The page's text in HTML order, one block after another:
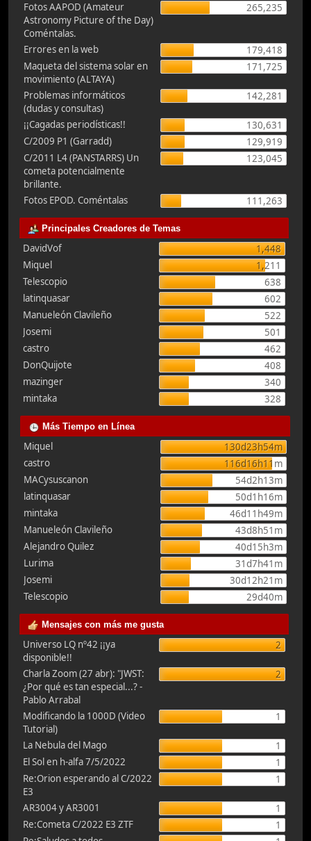
Fotos AAPOD (Amateur
Astronomy Picture of the Day)
Coméntalas.
265,235
Errores en la web
179,418
Maqueta del sistema solar en
movimiento (ALTAYA)
171,725
Problemas informáticos
(dudas y consultas)
142,281
¡¡Cagadas periodísticas!!
130,631
C/2009 P1 (Garradd)
129,919
C/2011 L4 (PANSTARRS) Un
cometa potencialmente
brillante.
123,045
Fotos EPOD. Coméntalas 111,263
Principales Creadores de Temas
DavidVof
1,448
Miquel
1,211
Telescopio
638
latinquasar
602
Manueleón Clavileño
522
Josemi
501
castro
462
DonQuijote
408
mazinger
340
mintaka
328
Más Tiempo en Línea
Miquel
130d23h54m
castro
116d16h11m
MACysuscanon
54d2h13m
latinquasar
50d1h16m
mintaka
46d11h49m
Manueleón Clavileño
43d8h51m
Alejandro Quilez
40d15h3m
Lurima
31d7h41m
Josemi
30d12h21m
Telescopio
29d40m
Mensajes con más me gusta
Universo LQ nº42 ¡¡ya
disponible!!
2
Charla Zoom (27 abr): "JWST:
¿Por qué es tan especial...? -
Pablo Arrabal
2
Modificando la 1000D (Video
Tutorial)
1
La Nebula del Mago
1
El Sol en h-alfa 7/5/2022
1
Re:Orion esperando al C/2022
E3
1
AR3004 y AR3001
1
Re:Cometa C/2022 E3 ZTF
1